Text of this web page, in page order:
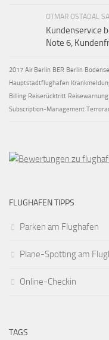
OTMAR OSTADAL
Kundenservice
Note 6,
2017 Air Berlin BER Berlin
Hauptstadtflughafen
Billing Reiserücktritt Reisewarnung
Subscription-Management
FLUGHAFEN TIPPS
Parken am Flughafen
Plane-Spotting am
Online-Checkin
TAGS